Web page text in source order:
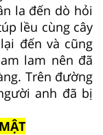
la đến dò hỏi
lều cùng cây
đến và cũng
lam nên đã
Trên đường
anh đã bị